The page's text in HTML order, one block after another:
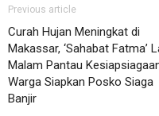
Previous article
Curah Hujan Meningkat di
Makassar, ‘Sahabat Fatma’
Malam Pantau
Warga Siapkan Posko Siaga
Banjir